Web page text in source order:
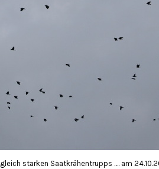
starken Saatkrähentrupps …. am